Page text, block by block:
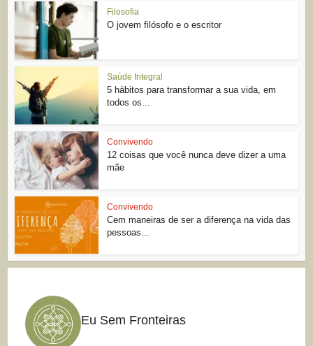
Filosofia
O jovem filósofo e o escritor
Saúde Integral
5 hábitos para transformar a sua vida, em
todos os...
Convivendo
12 coisas que você nunca deve dizer a uma
mãe
Convivendo
Cem maneiras de ser a diferença na vida das
pessoas...
Eu Sem Fronteiras